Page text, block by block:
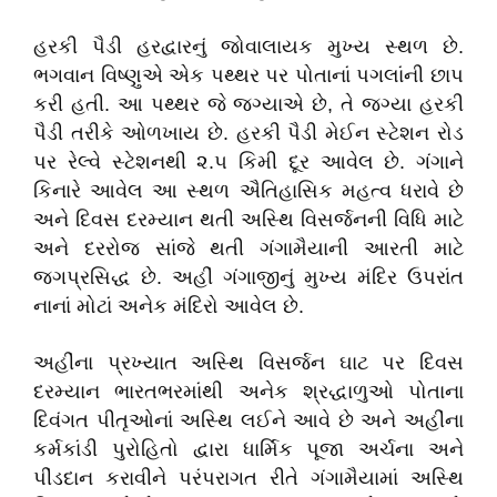
હરકી પૈડી હરદ્વારનું જોવાલાયક મુખ્ય સ્થળ છે.
ભગવાન વિષ્ણુએ એક પથ્થર પર પોતાનાં પગલાંની છાપ
કરી હતી. આ પથ્થર જે જગ્યાએ છે, તે જગ્યા હરકી
પૈડી તરીકે ઓળખાય છે. હરકી પૈડી મેઈન સ્ટેશન રોડ
પર રેલ્વે સ્ટેશનથી ૨.૫ કિમી દૂર આવેલ છે. ગંગાને
કિનારે આવેલ આ સ્થળ ઐતિહાસિક મહત્વ ધરાવે છે
અને દિવસ દરમ્યાન થતી અસ્થિ વિસર્જનની વિધિ માટે
અને દરરોજ સાંજે થતી ગંગામૈયાની આરતી માટે
જગપ્રસિદ્ધ છે. અહીં ગંગાજીનું મુખ્ય મંદિર ઉપરાંત
નાનાં મોટાં અનેક મંદિરો આવેલ છે.
અહીંના પ્રખ્યાત અસ્થિ વિસર્જન ઘાટ પર દિવસ
દરમ્યાન ભારતભરમાંથી અનેક શ્રદ્ધાળુઓ પોતાના
દિવંગત પીતૃઓનાં અસ્થિ લઈને આવે છે અને અહીંના
કર્મકાંડી પુરોહિતો દ્વારા ધાર્મિક પૂજા અર્ચના અને
પીંડદાન કરાવીને પરંપરાગત રીતે ગંગામૈયામાં અસ્થિ